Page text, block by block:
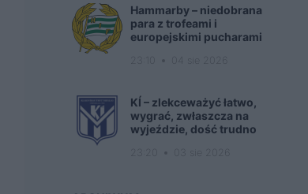
Hammarby – niedobrana
para z trofeami i
europejskimi pucharami
KÍ – zlekceważyć łatwo,
wygrać, zwłaszcza na
wyjeździe, dość trudno